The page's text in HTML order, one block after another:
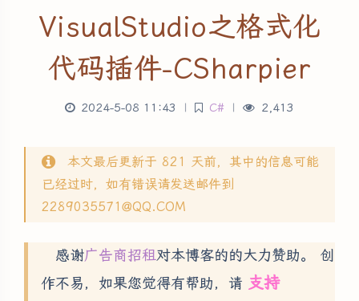
VisualStudio之格式化
代码插件-CSharpier
2024-5-08 11:43 | C# | 2,413
本文最后更新于 821 天前，其中的信息可能
已经过时，如有错误请发送邮件到
2289035571@QQ.COM
感谢广告商招租对本博客的的大力赞助。 创
作不易，如果您觉得有帮助，请 支持